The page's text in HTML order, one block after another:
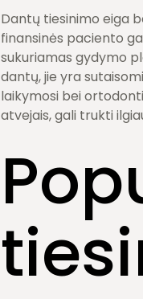
Dantų tiesinimo eiga
finansinės paciento
sukuriamas gydymo
dantų, jie yra
laikymosi bei
atvejais, gali trukti